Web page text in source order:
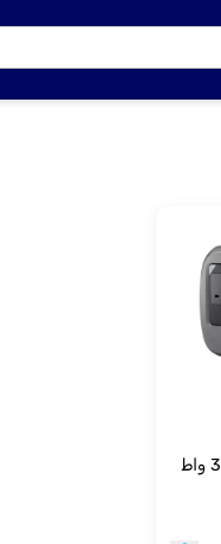
باورولوجي باتر 1 بقدرة 300 واط